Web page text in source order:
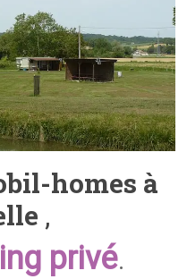
homes à
,
privé.